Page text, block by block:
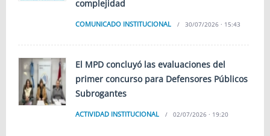
complejidad
COMUNICADO INSTITUCIONAL 30/07/2026 · 15:43
El MPD concluyó las evaluaciones del
primer concurso para Defensores Públicos
Subrogantes
ACTIVIDAD INSTITUCIONAL 02/07/2026 · 19:20